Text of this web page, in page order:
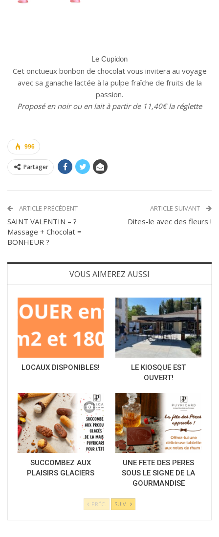
Le Cupidon
Cet onctueux bonbon de chocolat vous invitera au voyage
avec sa ganache lactée à la pulpe fraîche de fruits de la
passion.
Proposé en noir ou en lait à partir de 11,40€ la réglette
996
Partager
ARTICLE PRÉCÉDENT
SAINT VALENTIN – ?
Massage + Chocolat =
BONHEUR ?
ARTICLE SUIVANT
Dites-le avec des fleurs !
VOUS AIMEREZ AUSSI
LOCAUX DISPONIBLES!
LE KIOSQUE EST
OUVERT!
SUCCOMBEZ AUX
PLAISIRS GLACIERS
UNE FETE DES PERES
SOUS LE SIGNE DE LA
GOURMANDISE
PRÉC. SUIV.